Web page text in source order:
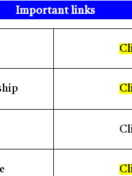
Important links